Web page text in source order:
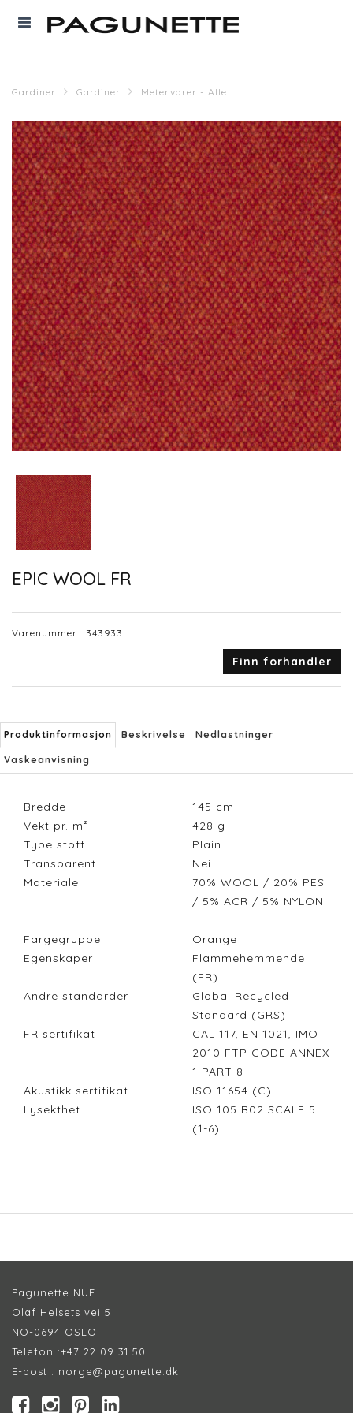
Gardiner Gardiner Metervarer - Alle
EPIC WOOL FR
Varenummer : 343933
Finn forhandler
Produktinformasjon Beskrivelse Nedlastninger
Vaskeanvisning
Bredde 145 cm
Vekt pr. m²
428 g
Type stoff
Plain
Transparent
Nei
Materiale
70% WOOL / 20% PES
/ 5% ACR / 5% NYLON
Fargegruppe
Orange
Egenskaper
Flammehemmende
(FR)
Andre standarder
Global Recycled
Standard (GRS)
FR sertifikat
CAL 117, EN 1021, IMO
2010 FTP CODE ANNEX
1 PART 8
Akustikk sertifikat
ISO 11654 (C)
Lysekthet
ISO 105 B02 SCALE 5
(1-6)
Pagunette NUF
Olaf Helsets vei 5
NO-0694 OSLO
Telefon :+47 22 09 31 50
E-post : norge@pagunette.dk